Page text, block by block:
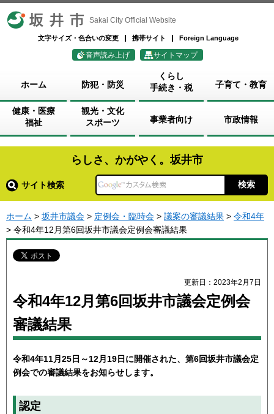
坂井市 Sakai City Official Website
文字サイズ・色合いの変更 携帯サイト Foreign Language
音声読み上げ サイトマップ
ホーム 防犯・防災
くらし
手続き・税
子育て・教育
健康・医療
福祉
観光・文化
スポーツ
事業者向け 市政情報
らしさ、かがやく。坂井市
サイト検索
ホーム > 坂井市議会 > 定例会・臨時会 > 議案の審議結果 > 令和4年
> 令和4年12月第6回坂井市議会定例会審議結果
更新日：2023年2月7日
令和4年12月第6回坂井市議会定例会
審議結果
令和4年11月25日～12月19日に開催された、第6回坂井市議会定
例会での審議結果をお知らせします。
認定